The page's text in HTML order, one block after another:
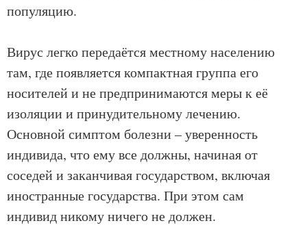
популяцию.
Вирус легко передаётся местному населению
там, где появляется компактная группа его
носителей и не предпринимаются меры к её
изоляции и принудительному лечению.
Основной симптом болезни – уверенность
индивида, что ему все должны, начиная от
соседей и заканчивая государством, включая
иностранные государства. При этом сам
индивид никому ничего не должен.